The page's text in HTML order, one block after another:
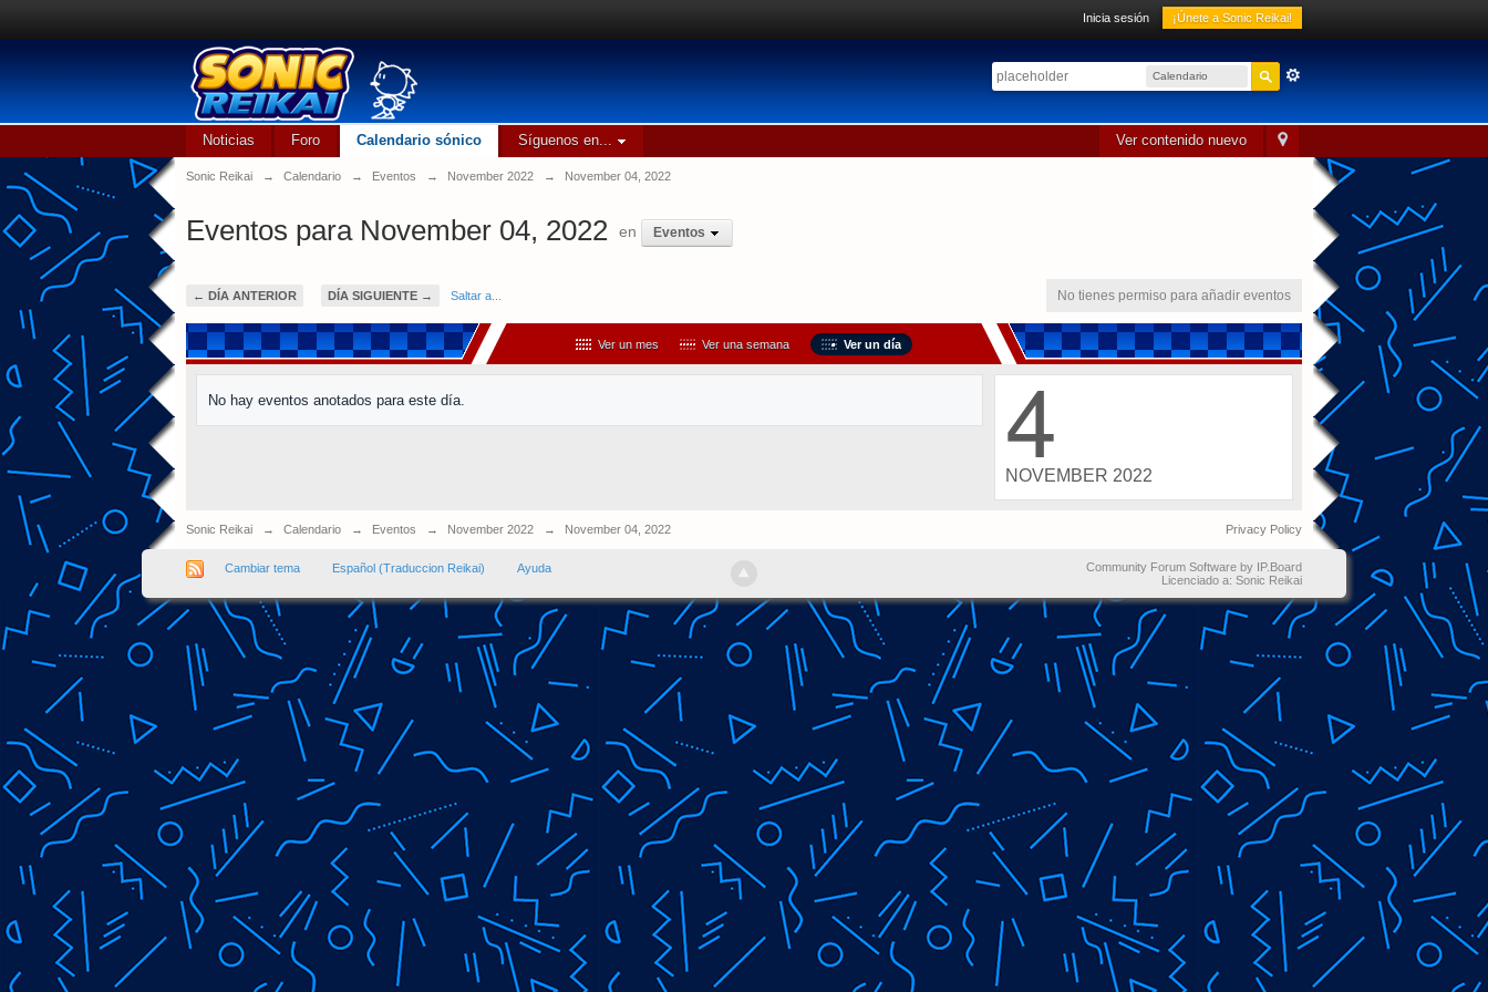
Inicia sesión ¡Únete a Sonic Reikai!
Calendario
sónico
Ver contenido nuevo
Noticias Foro Calendario sónico Síguenos en...
Sonic Reikai → Calendario → Eventos → November 2022 → November 04, 2022
Eventos para November 04, 2022 en Eventos
← DÍA ANTERIOR DÍA SIGUIENTE → Saltar a... No tienes permiso para añadir eventos
Ver un mes Ver una semana Ver un día
No hay eventos anotados para este día. 4
NOVEMBER 2022
Sonic Reikai → Calendario → Eventos → November 2022 → November 04, 2022 Privacy Policy
Cambiar tema Español (Traduccion Reikai) Ayuda
Community Forum Software by IP.Board
Licenciado a: Sonic Reikai